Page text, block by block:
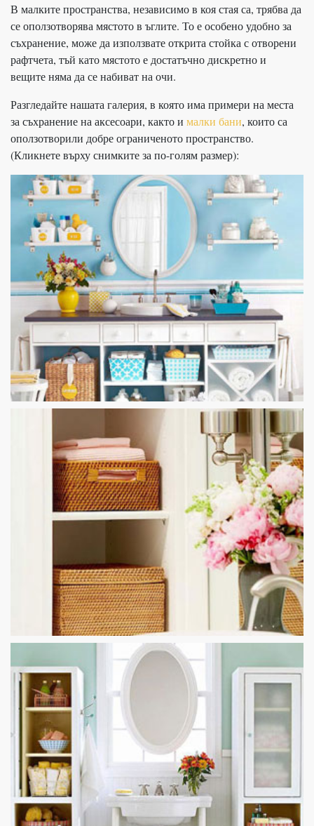
В малките пространства, независимо в коя стая са, трябва да
се оползотворява мястото в ъглите. То е особено удобно за
съхранение, може да използвате открита стойка с отворени
рафтчета, тъй като мястото е достатъчно дискретно и
вещите няма да се набиват на очи.
Разгледайте нашата галерия, в която има примери на места
за съхранение на аксесоари, както и малки бани, които са
оползотворили добре ограниченото пространство.
(Кликнете върху снимките за по-голям размер):